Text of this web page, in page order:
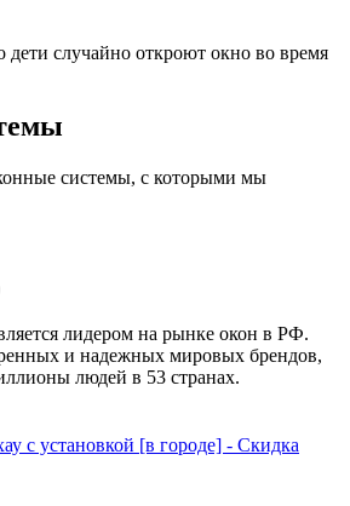
дети случайно откроют окно во время
системы, с которыми мы
лидером на рынке окон в РФ.
и надежных мировых брендов,
людей в 53 странах.
с установкой [в городе] - Cкидка